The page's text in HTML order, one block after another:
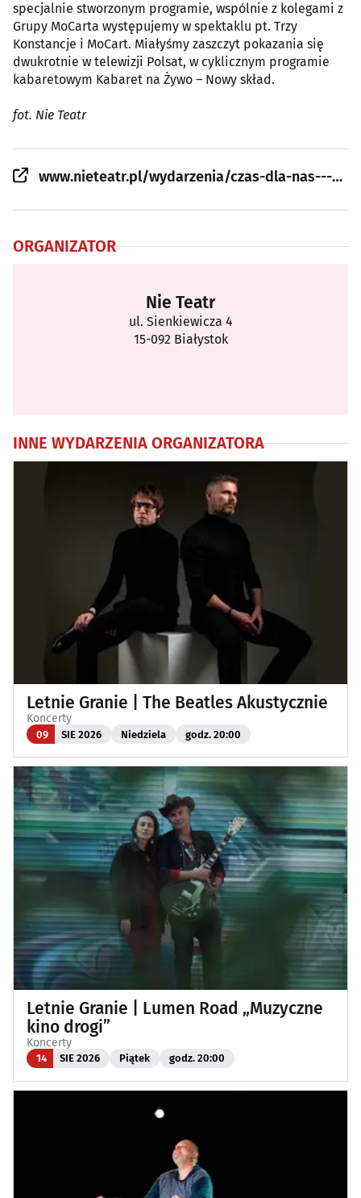
specjalnie stworzonym programie, wspólnie z kolegami z
Grupy MoCarta występujemy w spektaklu pt. Trzy
Konstancje i MoCart. Miałyśmy zaszczyt pokazania się
dwukrotnie w telewizji Polsat, w cyklicznym programie
kabaretowym Kabaret na Żywo – Nowy skład.
fot. Nie Teatr
www.nieteatr.pl/wydarzenia/czas-dla-nas---wieczor-wokalno-kabaretowy-2
ORGANIZATOR
Nie Teatr
ul. Sienkiewicza 4
15-092 Białystok
INNE WYDARZENIA ORGANIZATORA
Letnie Granie | The Beatles Akustycznie
Koncerty
09 SIE 2026 Niedziela godz. 20:00
Letnie Granie | Lumen Road „Muzyczne
kino drogi”
Koncerty
14 SIE 2026 Piątek godz. 20:00